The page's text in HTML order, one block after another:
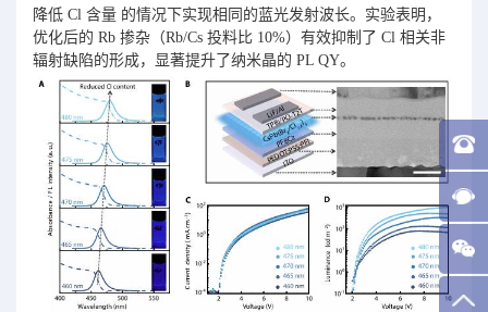
降低 Cl 含量 的情况下实现相同的蓝光发射波长。实验表明，
优化后的 Rb 掺杂（Rb/Cs 投料比 10%）有效抑制了 Cl 相关非
辐射缺陷的形成，显著提升了纳米晶的 PL QY。